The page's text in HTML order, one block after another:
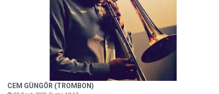
CEM GÜNGÖR (TROMBON)